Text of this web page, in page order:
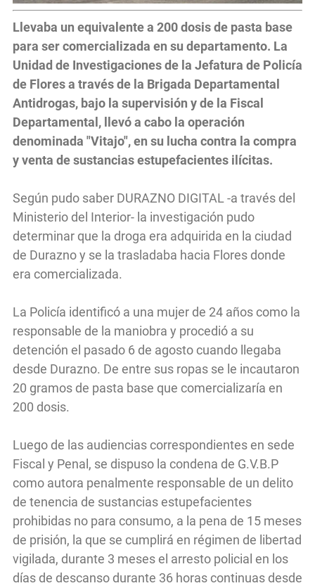
Llevaba un equivalente a 200 dosis de pasta base
para ser comercializada en su departamento. La
Unidad de Investigaciones de la Jefatura de Policía
de Flores a través de la Brigada Departamental
Antidrogas, bajo la supervisión y de la Fiscal
Departamental, llevó a cabo la operación
denominada "Vitajo", en su lucha contra la compra
y venta de sustancias estupefacientes ilícitas.
Según pudo saber DURAZNO DIGITAL -a través del
Ministerio del Interior- la investigación pudo
determinar que la droga era adquirida en la ciudad
de Durazno y se la trasladaba hacia Flores donde
era comercializada.
La Policía identificó a una mujer de 24 años como la
responsable de la maniobra y procedió a su
detención el pasado 6 de agosto cuando llegaba
desde Durazno. De entre sus ropas se le incautaron
20 gramos de pasta base que comercializaría en
200 dosis.
Luego de las audiencias correspondientes en sede
Fiscal y Penal, se dispuso la condena de G.V.B.P
como autora penalmente responsable de un delito
de tenencia de sustancias estupefacientes
prohibidas no para consumo, a la pena de 15 meses
de prisión, la que se cumplirá en régimen de libertad
vigilada, durante 3 meses el arresto policial en los
días de descanso durante 36 horas continuas desde